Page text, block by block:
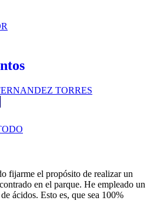
TORRES
fijarme el propósito de realizar un
en el parque. He empleado un
ácidos. Esto es, que sea 100%